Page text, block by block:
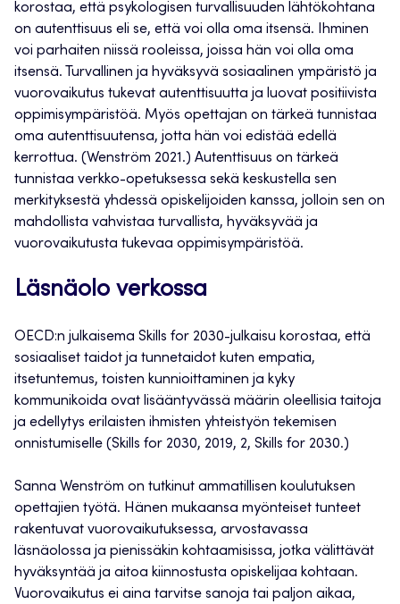
korostaa, että psykologisen turvallisuuden lähtökohtana
on autenttisuus eli se, että voi olla oma itsensä. Ihminen
voi parhaiten niissä rooleissa, joissa hän voi olla oma
itsensä. Turvallinen ja hyväksyvä sosiaalinen ympäristö ja
vuorovaikutus tukevat autenttisuutta ja luovat positiivista
oppimisympäristöä. Myös opettajan on tärkeä tunnistaa
oma autenttisuutensa, jotta hän voi edistää edellä
kerrottua. (Wenström 2021.) Autenttisuus on tärkeä
tunnistaa verkko-opetuksessa sekä keskustella sen
merkityksestä yhdessä opiskelijoiden kanssa, jolloin sen on
mahdollista vahvistaa turvallista, hyväksyvää ja
vuorovaikutusta tukevaa oppimisympäristöä.
Läsnäolo verkossa
OECD:n julkaisema Skills for 2030-julkaisu korostaa, että
sosiaaliset taidot ja tunnetaidot kuten empatia,
itsetuntemus, toisten kunnioittaminen ja kyky
kommunikoida ovat lisääntyvässä määrin oleellisia taitoja
ja edellytys erilaisten ihmisten yhteistyön tekemisen
onnistumiselle (Skills for 2030, 2019, 2, Skills for 2030.)
Sanna Wenström on tutkinut ammatillisen koulutuksen
opettajien työtä. Hänen mukaansa myönteiset tunteet
rakentuvat vuorovaikutuksessa, arvostavassa
läsnäolossa ja pienissäkin kohtaamisissa, jotka välittävät
hyväksyntää ja aitoa kiinnostusta opiskelijaa kohtaan.
Vuorovaikutus ei aina tarvitse sanoja tai paljon aikaa,